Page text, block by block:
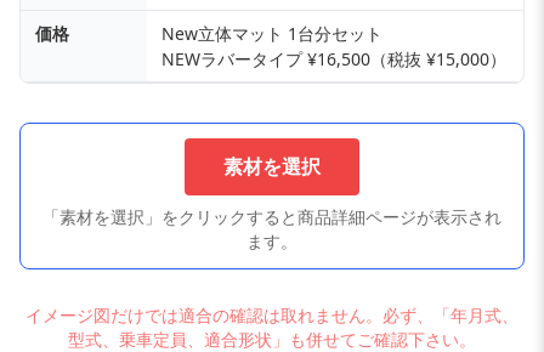
価格
New立体マット 1台分セット
NEWラバータイプ ¥16,500（税抜 ¥15,000）
素材を選択
「素材を選択」をクリックすると商品詳細ページが表示され
ます。
イメージ図だけでは適合の確認は取れません。必ず、「年月式、
型式、乗車定員、適合形状」も併せてご確認下さい。